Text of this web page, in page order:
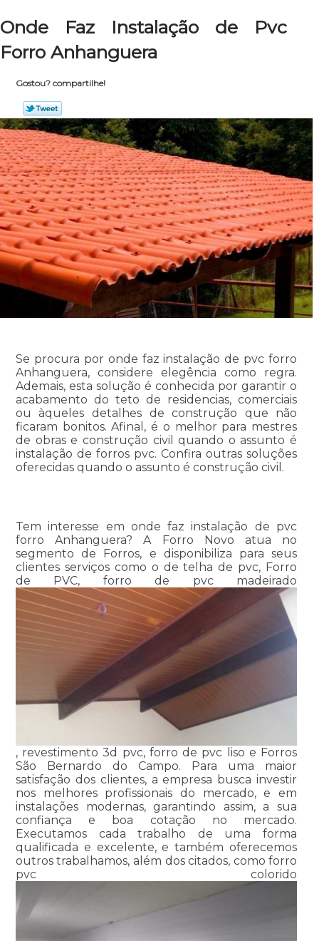
Onde Faz Instalação de Pvc
Forro Anhanguera
Gostou? compartilhe!
Se procura por onde faz instalação de pvc forro
Anhanguera, considere elegência como regra.
Ademais, esta solução é conhecida por garantir o
acabamento do teto de residencias, comerciais
ou àqueles detalhes de construção que não
ficaram bonitos. Afinal, é o melhor para mestres
de obras e construção civil quando o assunto é
instalação de forros pvc. Confira outras soluções
oferecidas quando o assunto é construção civil.
Tem interesse em onde faz instalação de pvc
forro Anhanguera? A Forro Novo atua no
segmento de Forros, e disponibiliza para seus
clientes serviços como o de telha de pvc, Forro
de PVC, forro de pvc madeirado
, revestimento 3d pvc, forro de pvc liso e Forros
São Bernardo do Campo. Para uma maior
satisfação dos clientes, a empresa busca investir
nos melhores profissionais do mercado, e em
instalações modernas, garantindo assim, a sua
confiança e boa cotação no mercado.
Executamos cada trabalho de uma forma
qualificada e excelente, e também oferecemos
outros trabalhamos, além dos citados, como forro
pvc colorido